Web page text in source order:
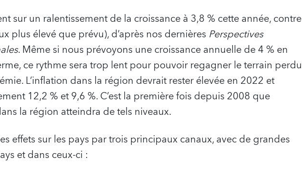
sur un ralentissement de la croissance à 3,8 % cette année, contre
plus élevé que prévu), d’après nos dernières Perspectives
. Même si nous prévoyons une croissance annuelle de 4 % en
ce rythme sera trop lent pour pouvoir regagner le terrain perdu
L’inflation dans la région devrait rester élevée en 2022 et
12,2 % et 9,6 %. C’est la première fois depuis 2008 que
la région atteindra de tels niveaux.
effets sur les pays par trois principaux canaux, avec de grandes
et dans ceux-ci :